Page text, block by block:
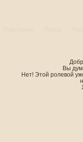
Вы
Нет! Этой ролевой